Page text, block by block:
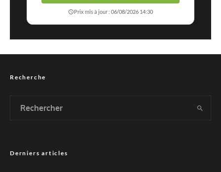
Prix mis à jour : 06/08/2026 14:30
Recherche
Derniers articles